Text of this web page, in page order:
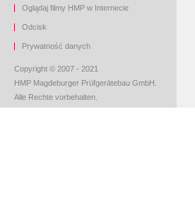
Oglądaj filmy HMP w Internecie
Odcisk
Prywatność danych
Copyright © 2007 - 2021
HMP Magdeburger Prüfgerätebau GmbH.
Alle Rechte vorbehalten.